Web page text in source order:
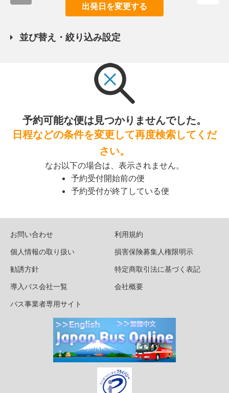
出発日を変更する
並び替え・絞り込み設定
予約可能な便は見つかりませんでした。
日程などの条件を変更して再度検索してくだ
さい。
なお以下の場合は、表示されません。
予約受付開始前の便
予約受付が終了している便
お問い合わせ
利用規約
個人情報の取り扱い
損害保険募集人権限明示
勧誘方針
特定商取引法に基づく表記
導入バス会社一覧
会社概要
バス事業者専用サイト